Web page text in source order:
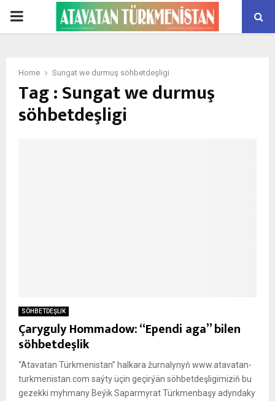
PRIMARY
Home Sungat we durmuş söhbetdeşligi
Tag : Sungat we durmuş
söhbetdeşligi
SÖHBETDEŞLIK
Çaryguly Hommadow: “Ependi aga” bilen
söhbetdeşlik
“Atavatan Türkmenistan” halkara žurnalynyň www.atavatan-
turkmenistan.com saýty üçin geçirýän söhbetdeşligimiziň bu
gezekki myhmany Beýik Saparmyrat Türkmenbaşy adyndaky